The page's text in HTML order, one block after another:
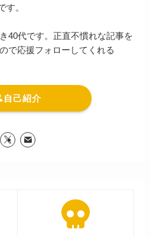
す。
40代です。正直不慣れな記事を
で応援フォローしてくれる
自己紹介